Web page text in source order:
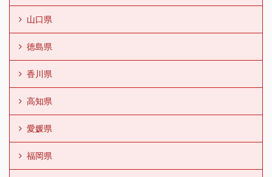
山口県
徳島県
香川県
高知県
愛媛県
福岡県